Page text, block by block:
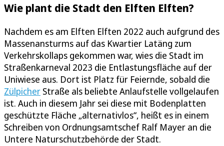
Wie plant die Stadt den Elften Elften?
Nachdem es am Elften Elften 2022 auch aufgrund des
Massenansturms auf das Kwartier Latäng zum
Verkehrskollaps gekommen war, wies die Stadt im
Straßenkarneval 2023 die Entlastungsfläche auf der
Uniwiese aus. Dort ist Platz für Feiernde, sobald die
Zülpicher Straße als beliebte Anlaufstelle vollgelaufen
ist. Auch in diesem Jahr sei diese mit Bodenplatten
geschützte Fläche „alternativlos“, heißt es in einem
Schreiben von Ordnungsamtschef Ralf Mayer an die
Untere Naturschutzbehörde der Stadt.